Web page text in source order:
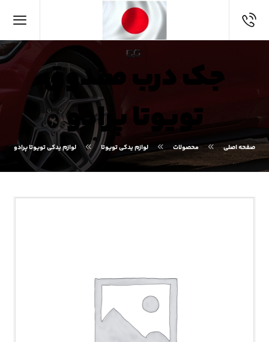
جک درب صندوق
تویوتا پرادو
صفحه اصلی محصولات لوازم یدکی تویوتا لوازم یدکی تویوتا پرادو